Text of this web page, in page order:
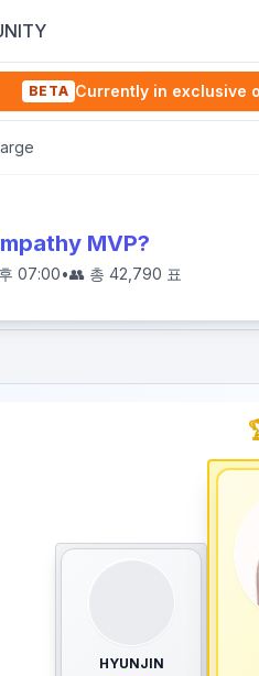
BETA Currently in exclusive
MVP?
07:00•👥 총 42,790 표
HYUNJIN